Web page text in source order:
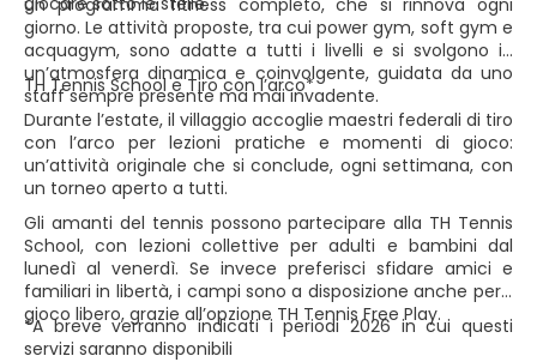
un programma fitness completo, che si rinnova ogni
giorno. Le attività proposte, tra cui power gym, soft gym e
acquagym, sono adatte a tutti i livelli e si svolgono in
un’atmosfera dinamica e coinvolgente, guidata da uno
staff sempre presente ma mai invadente.
TH Tennis School e Tiro con l’arco*
Durante l’estate, il villaggio accoglie maestri federali di tiro
con l’arco per lezioni pratiche e momenti di gioco:
un’attività originale che si conclude, ogni settimana, con
un torneo aperto a tutti.
Gli amanti del tennis possono partecipare alla TH Tennis
School, con lezioni collettive per adulti e bambini dal
lunedì al venerdì. Se invece preferisci sfidare amici e
familiari in libertà, i campi sono a disposizione anche per il
gioco libero, grazie all’opzione TH Tennis Free Play.
*A breve verranno indicati i periodi 2026 in cui questi
servizi saranno disponibili